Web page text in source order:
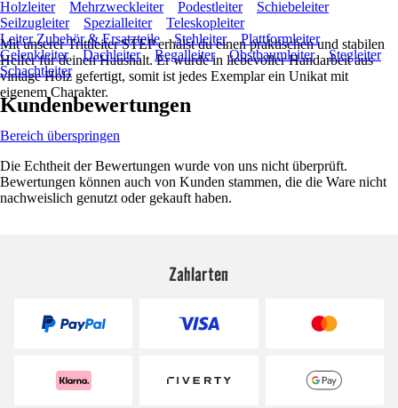
Mit unserer Trittleiter STEP erhälst du einen praktischen und stabilen
Helfer für deinen Haushalt. Er wurde in liebevoller Handarbeit aus
vintage Holz gefertigt, somit ist jedes Exemplar ein Unikat mit
eigenem Charakter.
Holzleiter Mehrzweckleiter Podestleiter
Schiebeleiter
Seilzugleiter
Spezialleiter
Teleskopleiter
Leiter Zubehör & Ersatzteile
Stehleiter
Plattformleiter
Gelenkleiter
Dachleiter Regalleiter Obstbaumleiter
Stegleiter
Schachtleiter
Kundenbewertungen
Bereich überspringen
Die Echtheit der Bewertungen wurde von uns nicht überprüft.
Bewertungen können auch von Kunden stammen, die die Ware nicht
nachweislich genutzt oder gekauft haben.
Zahlarten